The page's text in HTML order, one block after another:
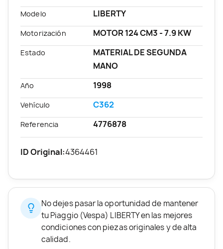
Modelo LIBERTY
Motorización MOTOR 124 CM3 - 7.9 KW
Estado
MATERIAL DE SEGUNDA
MANO
Año 1998
Vehículo C362
Referencia 4776878
ID Original:4364461
No dejes pasar la oportunidad de mantener
tu Piaggio (Vespa) LIBERTY en las mejores
condiciones con piezas originales y de alta
calidad.